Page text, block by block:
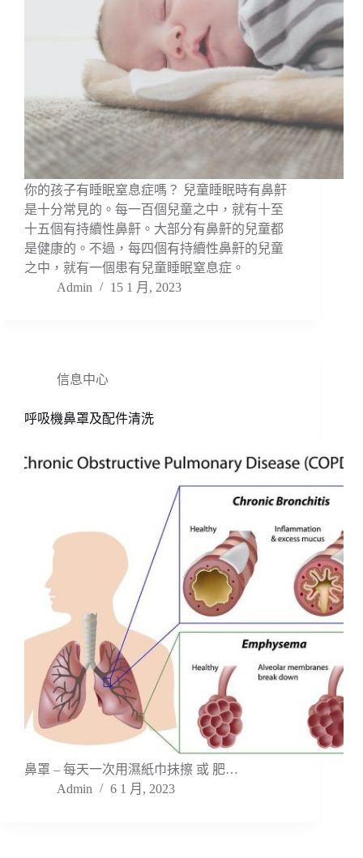
你的孩子有睡眠窒息症嗎？ 兒童睡眠時有鼻鼾
是十分常見的。每一百個兒童之中，就有十至
十五個有持續性鼻鼾。大部分有鼻鼾的兒童都
是健康的。不過，每四個有持續性鼻鼾的兒童
之中，就有一個患有兒童睡眠窒息症。
Admin
15 1 月, 2023
信息中心
呼吸機鼻罩及配件清洗
鼻罩 – 每天一次用濕紙巾抺擦 或 肥…
Admin
6 1 月, 2023